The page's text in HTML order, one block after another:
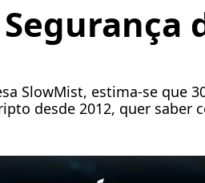
SlowMist, estima-se que
desde 2012, quer saber